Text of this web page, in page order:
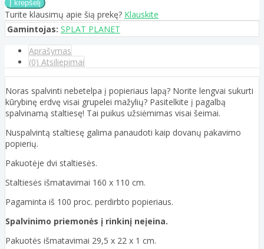
Turite klausimų apie šią prekę? Klauskite
Gamintojas: SPLAT PLANET
Aprašymas
(0) Atsiliepimai
Noras spalvinti nebetelpa į popieriaus lapą? Norite lengvai sukurti
kūrybinę erdvę visai grupelei mažylių? Pasitelkite į pagalbą
spalvinamą staltiesę! Tai puikus užsiėmimas visai šeimai.
Nuspalvintą staltiesę galima panaudoti kaip dovanų pakavimo
popierių.
Pakuotėje dvi staltiesės.
Staltiesės išmatavimai 160 x 110 cm.
Pagaminta iš 100 proc. perdirbto popieriaus.
Spalvinimo priemonės į rinkinį neįeina.
Pakuotės išmatavimai 29,5 x 22 x 1 cm.